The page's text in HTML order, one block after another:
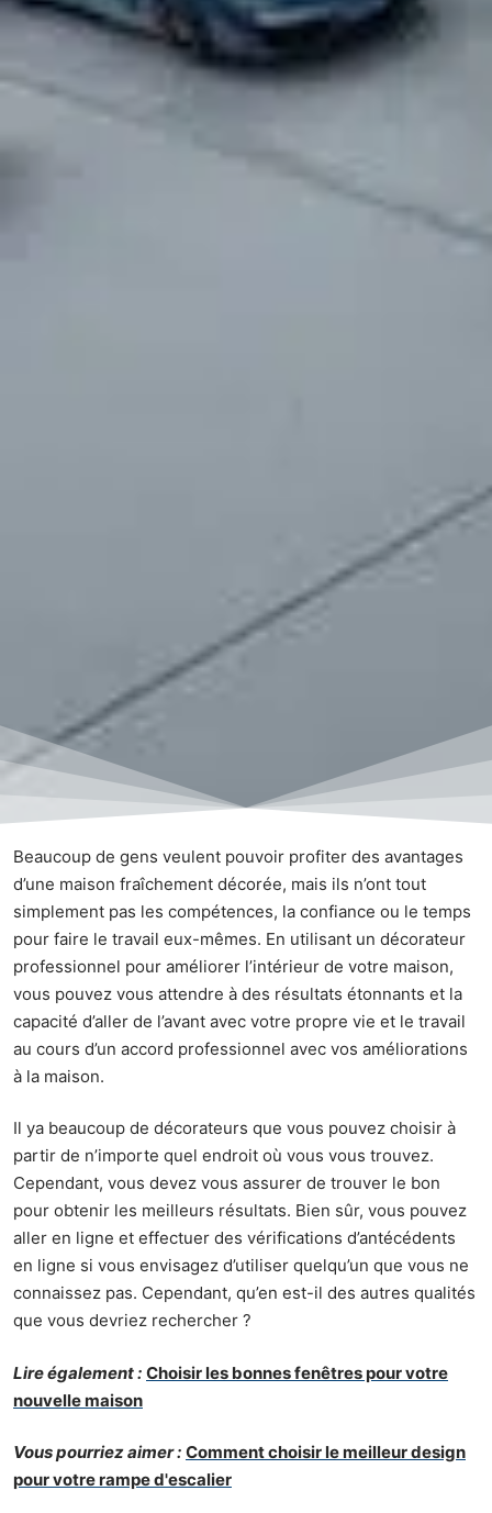
Beaucoup de gens veulent pouvoir profiter des avantages
d’une maison fraîchement décorée, mais ils n’ont tout
simplement pas les compétences, la confiance ou le temps
pour faire le travail eux-mêmes. En utilisant un décorateur
professionnel pour améliorer l’intérieur de votre maison,
vous pouvez vous attendre à des résultats étonnants et la
capacité d’aller de l’avant avec votre propre vie et le travail
au cours d’un accord professionnel avec vos améliorations
à la maison.
Il ya beaucoup de décorateurs que vous pouvez choisir à
partir de n’importe quel endroit où vous vous trouvez.
Cependant, vous devez vous assurer de trouver le bon
pour obtenir les meilleurs résultats. Bien sûr, vous pouvez
aller en ligne et effectuer des vérifications d’antécédents
en ligne si vous envisagez d’utiliser quelqu’un que vous ne
connaissez pas. Cependant, qu’en est-il des autres qualités
que vous devriez rechercher ?
Lire également : Choisir les bonnes fenêtres pour votre
nouvelle maison
Vous pourriez aimer : Comment choisir le meilleur design
pour votre rampe d'escalier